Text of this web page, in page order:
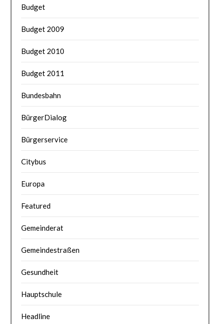
Budget
Budget 2009
Budget 2010
Budget 2011
Bundesbahn
BürgerDialog
Bürgerservice
Citybus
Europa
Featured
Gemeinderat
Gemeindestraßen
Gesundheit
Hauptschule
Headline